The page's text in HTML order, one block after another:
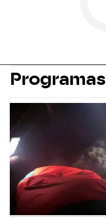
Programas